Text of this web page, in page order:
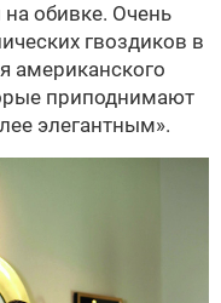
обивке. Очень
гвоздиков в
американского
приподнимают
элегантным».